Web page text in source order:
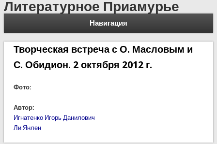
Литературное Приамурье
Навигация
Творческая встреча с О. Масловым и
С. Обидион. 2 октября 2012 г.
Фото:
Автор:
Игнатенко Игорь Данилович
Ли Янлен